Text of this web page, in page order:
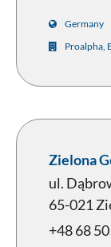
Germany
Proalpha,
Zielona
ul.
65-021
+48 68